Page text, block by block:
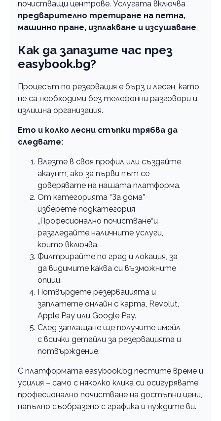
почистващи центрове. Услугата включва
предварително третиране на петна,
машинно пране, изплакване и изсушаване.
Как да запазите час през
easybook.bg?
Процесът по резервация е бърз и лесен, като
не са необходими без телефонни разговори и
излишна организация.
Ето и колко лесни стъпки трябва да
следвате:
Влезте в своя профил или създайте
акаунт, ако за първи път се
доверявате на нашата платформа.
От категорията “За дома”
изберете подкатегория
„Професионално почистване“и
разгледайте наличните услуги,
които включва.
Филтрирайте по град и локация, за
да видимите каква си възможните
опции.
Потвърдете резервацията и
заплатете онлайн с карта, Revolut,
Apple Pay или Google Pay.
След заплащане ще получите имейл
с всички детайли за резервацията и
потвърждение.
С платформата easybook.bg пестите време и
усилия – само с няколко клика си осигурявате
професионално почистване на достъпни цени,
напълно съобразено с графика и нуждите ви.